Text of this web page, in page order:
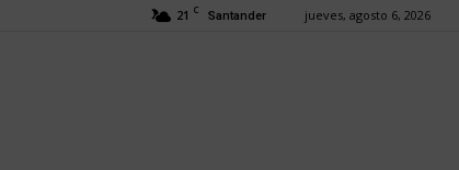
21 C Santander jueves, agosto 6, 2026